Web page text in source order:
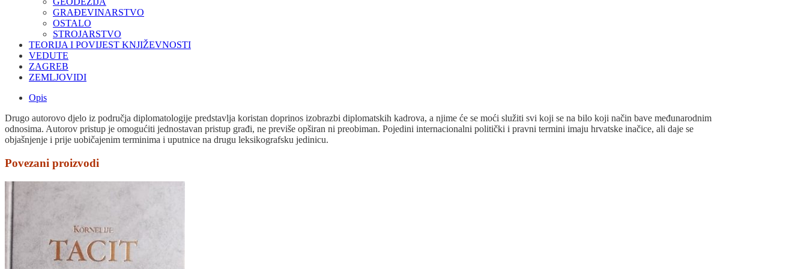
GRAĐEVINARSTVO
OSTALO
STROJARSTVO
TEORIJA I POVIJEST KNJIŽEVNOSTI
VEDUTE
ZAGREB
ZEMLJOVIDI
Opis
Drugo autorovo djelo iz područja diplomatologije predstavlja koristan doprinos izobrazbi diplomatskih kadrova, a njime će se moći služiti svi koji se na bilo koji način bave međunarodnim
odnosima. Autorov pristup je omogućiti jednostavan pristup građi, ne previše opširan ni preobiman. Pojedini internacionalni politički i pravni termini imaju hrvatske inačice, ali daje se
objašnjenje i prije uobičajenim terminima i uputnice na drugu leksikografsku jedinicu.
Povezani proizvodi